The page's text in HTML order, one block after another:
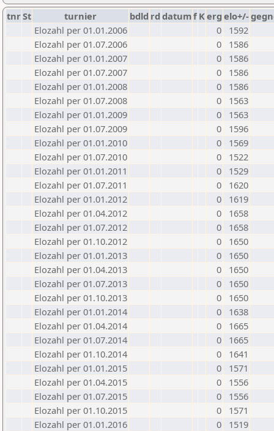
tnrSt turnier bdld rd datumf Kerg elo+/-
Elozahl per 01.01.2006
0
1592
Elozahl per 01.07.2006
0
1586
Elozahl per 01.01.2007
0
1586
Elozahl per 01.07.2007
0
1586
Elozahl per 01.01.2008
0
1586
Elozahl per 01.07.2008
0
1563
Elozahl per 01.01.2009
0
1563
Elozahl per 01.07.2009
0
1596
Elozahl per 01.01.2010
0
1569
Elozahl per 01.07.2010
0
1522
Elozahl per 01.01.2011
0
1529
Elozahl per 01.07.2011
0
1620
Elozahl per 01.01.2012
0
1619
Elozahl per 01.04.2012
0
1658
Elozahl per 01.07.2012
0
1658
Elozahl per 01.10.2012
0
1650
Elozahl per 01.01.2013
0
1650
Elozahl per 01.04.2013
0
1650
Elozahl per 01.07.2013
0
1650
Elozahl per 01.10.2013
0
1650
Elozahl per 01.01.2014
0
1638
Elozahl per 01.04.2014
0
1665
Elozahl per 01.07.2014
0
1665
Elozahl per 01.10.2014
0
1641
Elozahl per 01.01.2015
0
1571
Elozahl per 01.04.2015
0
1556
Elozahl per 01.07.2015
0
1556
Elozahl per 01.10.2015
0
1571
Elozahl per 01.01.2016
0
1519